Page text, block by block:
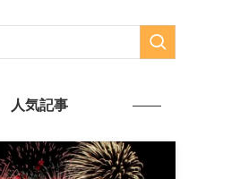
人気記事